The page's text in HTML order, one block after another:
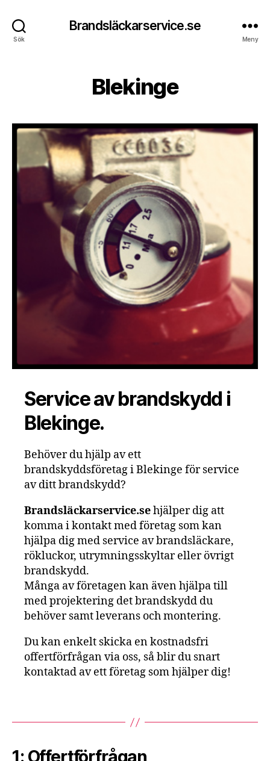
Sök
Brandsläckarservice.se
Meny
Blekinge
Service av brandskydd i
Blekinge.
Behöver du hjälp av ett
brandskyddsföretag i Blekinge för service
av ditt brandskydd?
Brandsläckarservice.sehjälper dig att
komma i kontakt med företag som kan
hjälpa dig med service av brandsläckare,
rökluckor, utrymningsskyltar eller övrigt
brandskydd.
Många av företagen kan även hjälpa till
med projektering det brandskydd du
behöver samt leverans och montering.
Du kan enkelt skicka en kostnadsfri
offertförfrågan via oss, så blir du snart
kontaktad av ett företag som hjälper dig!
1: Offertförfrågan